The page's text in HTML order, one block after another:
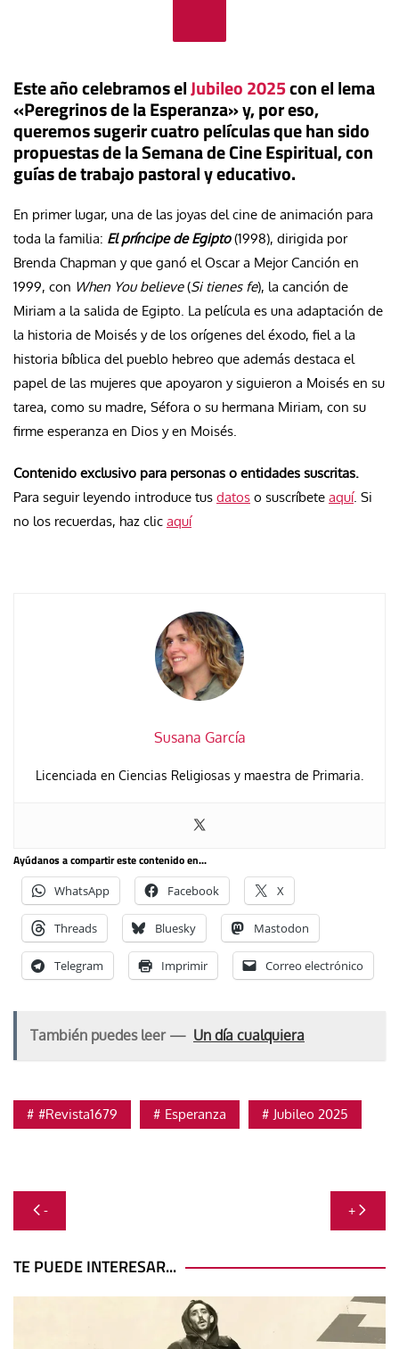
Este año celebramos elJubileo 2025con el lema
«Peregrinos de la Esperanza» y, por eso,
queremos sugerir cuatro películas que han sido
propuestas de la Semana de Cine Espiritual, con
guías de trabajo pastoral y educativo.
En primer lugar, una de las joyas del cine de animación para
toda la familia: El príncipe de Egipto (1998), dirigida por
Brenda Chapman y que ganó el Oscar a Mejor Canción en
1999, con When You believe(Si tienes fe), la canción de
Miriam a la salida de Egipto. La película es una adaptación de
la historia de Moisés y de los orígenes del éxodo, fiel a la
historia bíblica del pueblo hebreo que además destaca el
papel de las mujeres que apoyaron y siguieron a Moisés en su
tarea, como su madre, Séfora o su hermana Miriam, con su
firme esperanza en Dios y en Moisés.
Contenido exclusivo para personas o entidades suscritas.
Para seguir leyendo introduce tus datos o suscríbete aquí. Si
no los recuerdas, haz clic aquí
Susana García
Licenciada en Ciencias Religiosas y maestra de Primaria.
Ayúdanos a compartir este contenido en...
WhatsApp Facebook X
Threads Bluesky Mastodon
Telegram Imprimir Correo electrónico
También puedes leer — Un día cualquiera
#Revista1679 Esperanza Jubileo 2025
Navegación
de
entradas
- +
TE PUEDE INTERESAR...